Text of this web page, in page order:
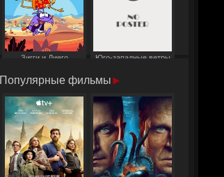
Зигги и Диего Юго-западные ветры
Популярные фильмы